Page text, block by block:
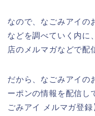
なので、なごみアイの
などを調べていく内に
店のメルマガなどで配
だから、なごみアイの
ーポンの情報を配信し
ごみアイ メルマガ登